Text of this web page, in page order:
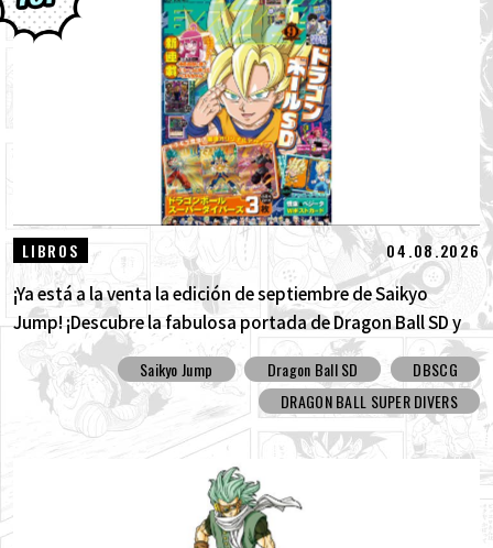
LIBROS 04.08.2026
¡Ya está a la venta la edición de septiembre de Saikyo
Jump! ¡Descubre la fabulosa portada de Dragon Ball SD y
todos los divertidos extras!
Saikyo Jump Dragon Ball SD
DBSCG
DRAGON BALL SUPER DIVERS